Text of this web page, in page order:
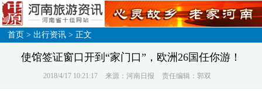
首页 >出行资讯 > 正文
使馆签证窗口开到“家门口”，欧洲26国任你游！
2018/4/17 10:21:17 来源：河南日报 责任编辑：郭双